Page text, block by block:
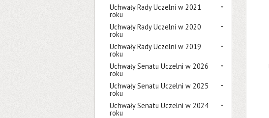
Uchwały Rady Uczelni w 2021
roku
Uchwały Rady Uczelni w 2020
roku
Uchwały Rady Uczelni w 2019
roku
Uchwały Senatu Uczelni w 2026
roku
Uchwały Senatu Uczelni w 2025
roku
Uchwały Senatu Uczelni w 2024
roku